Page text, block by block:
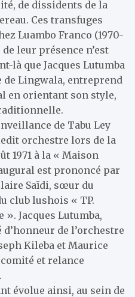
de dissidents de la
Ces transfuges
Luambo Franco (1970-
leur présence n’est
là que Jacques Lutumba
de Lingwala, entreprend
en orientant son style,
de Tabu Ley
orchestre lors de la
1971 à la « Maison
est prononcé par
Saïdi, sœur du
club lushois « TP.
». Jacques Lutumba,
de l’orchestre
Kileba et Maurice
et relance
évolue ainsi, au sein de